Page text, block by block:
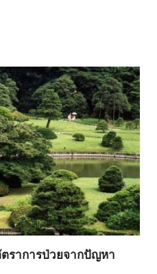
ราการป่วยจากปัญหา